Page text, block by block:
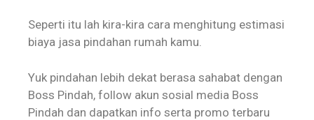
Seperti itu lah kira-kira cara menghitung estimasi
biaya jasa pindahan rumah kamu.
Yuk pindahan lebih dekat berasa sahabat dengan
Boss Pindah, follow akun sosial media Boss
Pindah dan dapatkan info serta promo terbaru